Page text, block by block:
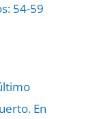
54-59
En